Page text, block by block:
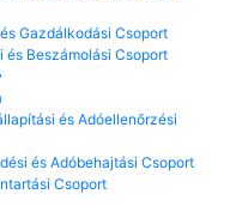
Gazdálkodási Csoport
és Beszámolási Csoport
és Adóellenőrzési
és Adóbehajtási Csoport
Csoport